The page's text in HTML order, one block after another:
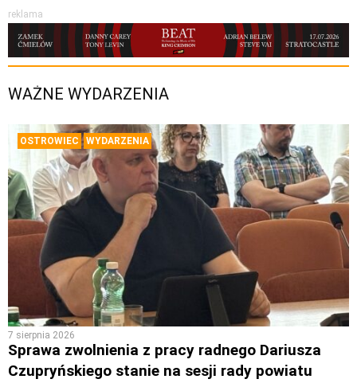
reklama
WAŻNE WYDARZENIA
OSTROWIEC WYDARZENIA
7 sierpnia 2026
Sprawa zwolnienia z pracy radnego Dariusza
Czupryńskiego stanie na sesji rady powiatu